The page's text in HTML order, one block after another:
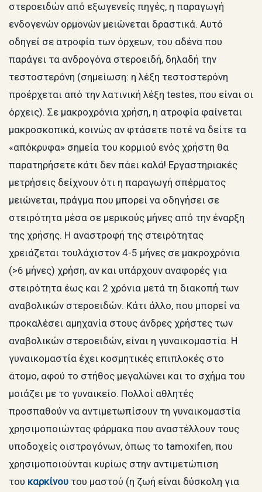
στεροειδών από εξωγενείς πηγές, η παραγωγή
ενδογενών ορμονών μειώνεται δραστικά. Αυτό
οδηγεί σε ατροφία των όρχεων, του αδένα που
παράγει τα ανδρογόνα στεροειδή, δηλαδή την
τεστοστερόνη (σημείωση: η λέξη τεστοστερόνη
προέρχεται από την λατινική λέξη testes, που είναι οι
όρχεις). Σε μακροχρόνια χρήση, η ατροφία φαίνεται
μακροσκοπικά, κοινώς αν φτάσετε ποτέ να δείτε τα
«απόκρυφα» σημεία του κορμιού ενός χρήστη θα
παρατηρήσετε κάτι δεν πάει καλά! Εργαστηριακές
μετρήσεις δείχνουν ότι η παραγωγή σπέρματος
μειώνεται, πράγμα που μπορεί να οδηγήσει σε
στειρότητα μέσα σε μερικούς μήνες από την έναρξη
της χρήσης. Η αναστροφή της στειρότητας
χρειάζεται τουλάχιστον 4-5 μήνες σε μακροχρόνια
(>6 μήνες) χρήση, αν και υπάρχουν αναφορές για
στειρότητα έως και 2 χρόνια μετά τη διακοπή των
αναβολικών στεροειδών. Κάτι άλλο, που μπορεί να
προκαλέσει αμηχανία στους άνδρες χρήστες των
αναβολικών στεροειδών, είναι η γυναικομαστία. Η
γυναικομαστία έχει κοσμητικές επιπλοκές στο
άτομο, αφού το στήθος μεγαλώνει και το σχήμα του
μοιάζει με το γυναικείο. Πολλοί αθλητές
προσπαθούν να αντιμετωπίσουν τη γυναικομαστία
χρησιμοποιώντας φάρμακα που αναστέλλουν τους
υποδοχείς οιστρογόνων, όπως το tamoxifen, που
χρησιμοποιούνται κυρίως στην αντιμετώπιση
του καρκίνου του μαστού (η ζωή είναι δύσκολη για